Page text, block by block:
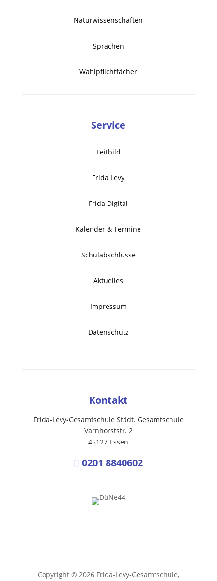
Naturwissenschaften
Sprachen
Wahlpflichtfächer
Service
Leitbild
Frida Levy
Frida Digital
Kalender & Termine
Schulabschlüsse
Aktuelles
Impressum
Datenschutz
Kontakt
Frida-Levy-Gesamtschule Städt. Gesamtschule
Varnhorststr. 2
45127 Essen
 0201 8840602
Copyright © 2026 Frida-Levy-Gesamtschule,